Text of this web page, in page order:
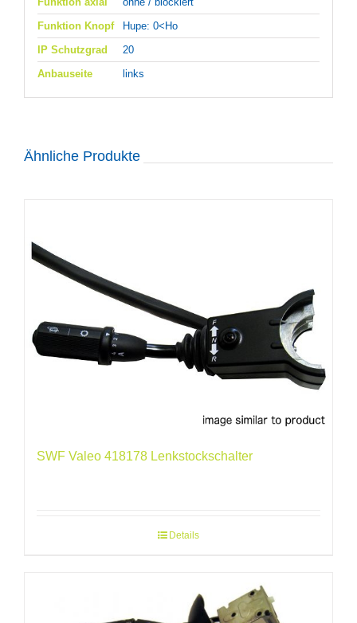
Funktion Knopf
Hupe: 0<Ho
IP Schutzgrad
20
Anbauseite
links
Ähnliche Produkte
SWF Valeo 418178 Lenkstockschalter
Details